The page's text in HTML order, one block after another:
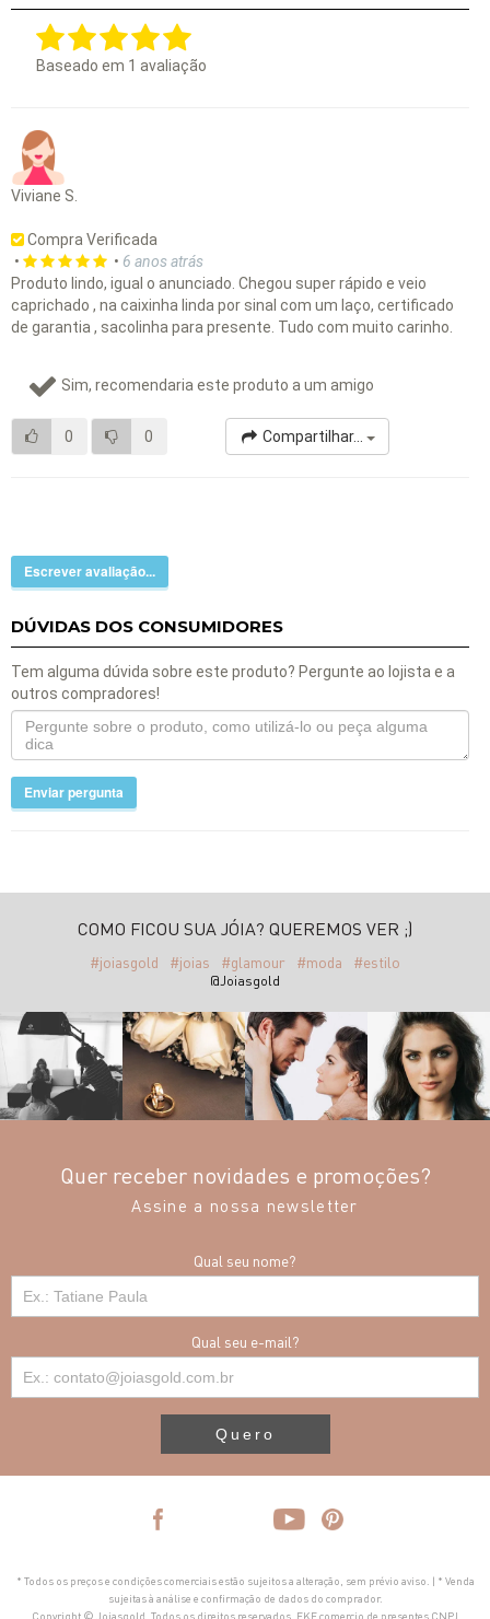
Baseado em 1 avaliação
Viviane S.
Compra Verificada
•
• 6 anos atrás
Produto lindo, igual o anunciado. Chegou super rápido e veio
caprichado , na caixinha linda por sinal com um laço, certificado
de garantia , sacolinha para presente. Tudo com muito carinho.
Sim, recomendaria este produto a um amigo
0 0 Compartilhar...
Escrever avaliação...
DÚVIDAS DOS CONSUMIDORES
Tem alguma dúvida sobre este produto? Pergunte ao lojista e a
outros compradores!
Enviar pergunta
COMO FICOU SUA JÓIA? QUEREMOS VER ;)
#joiasgold #joias #glamour #moda #estilo
@Joiasgold
Quer receber novidades e promoções?
Assine a nossa newsletter
Qual seu nome?
Qual seu e-mail?
Quero
* Todos os preços e condições comerciais estão sujeitos a alteração, sem prévio aviso. | * Venda
sujeitas à análise e confirmação de dados do comprador.
Copyright © Joiasgold. Todos os direitos reservados. FKF comercio de presentes CNPJ